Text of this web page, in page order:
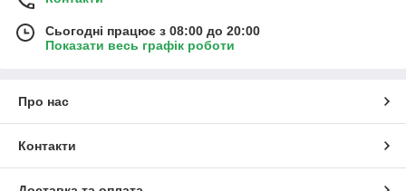
Сьогодні працює з 08:00 до 20:00
Показати весь графік роботи
Про нас
Контакти